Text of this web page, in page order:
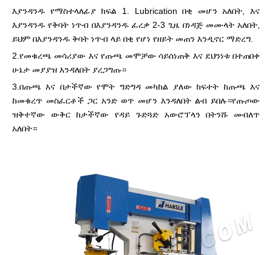
እያንዳንዱ የማስተላለፊያ ክፍል 1. Lubrication በቂ መሆን አለበት, እና
እያንዳንዱ የቅባት ነጥብ በእያንዳንዱ ፈረቃ 2-3 ጊዜ በነዳጅ መሙላት አለበት,
ይህም በእያንዳንዱ ቅባት ነጥብ ላይ በቂ የሆነ የዘይት መጠን እንዲኖር ማድረግ.
2.የመቁረጫ መሳሪያው እና የጡጫ መሞቻው ሳይሰነጠቅ እና ደህንነቱ በተጠበቀ
ሁኔታ መያያዝ እንዳለበት ያረጋግጡ።
3.በጡጫ እና በታችኛው የሞት ግድግዳ መካከል ያለው ክፍተት ከጡጫ እና
ከመቁረጥ መስፈርቶች ጋር አንድ ወጥ መሆን እንዳለበት ልብ ይበሉ።የጡጦው
ዝቅተኛው ውቅር ከታችኛው የዳይ ጉድጓድ አውሮፕላን በትንሹ መብለጥ
አለበት።